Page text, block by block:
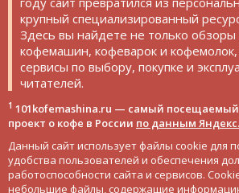
крупный специализированный
Здесь вы найдете не только
кофемашин, кофеварок и
сервисы по выбору, покупке и
читателей.
1 101kofemashina.ru — самый
проект о кофе в России по данным
Данный сайт использует файлы cookie для
удобства пользователей и обеспечения
работоспособности сайта и сервисов.
небольшие файлы, содержащие